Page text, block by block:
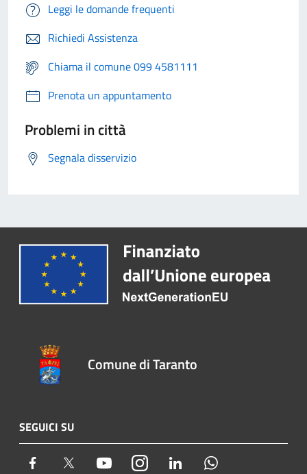
Leggi le domande frequenti
Richiedi Assistenza
Chiama il comune 099 4581111
Prenota un appuntamento
Problemi in città
Segnala disservizio
Comune di Taranto
SEGUICI SU
Facebook Twitter YoutubeInstagram LinkedIn